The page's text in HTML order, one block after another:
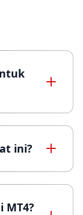
ini?
MT4?